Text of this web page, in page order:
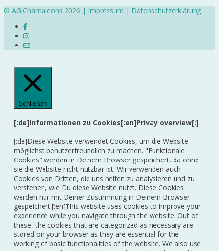
© AG Chamäleons 2026 | Impressum | Datenschutzerklärung
Schließen
[:de]Informationen zu Cookies[:en]Privay overview[:]
[:de]Diese Website verwendet Cookies, um die Website
möglichst benutzerfreundlich zu machen. "Funktionale
Cookies" werden in Deinem Browser gespeichert, da ohne
sie die Website nicht nutzbar ist. Wir verwenden auch
Cookies von Dritten, die uns helfen zu analysieren und zu
verstehen, wie Du diese Website nutzt. Diese Cookies
werden nur mit Deiner Zustimmung in Deinem Browser
gespeichert.[:en]This website uses cookies to improve your
experience while you navigate through the website. Out of
these, the cookies that are categorized as necessary are
stored on your browser as they are essential for the
working of basic functionalities of the website. We also use